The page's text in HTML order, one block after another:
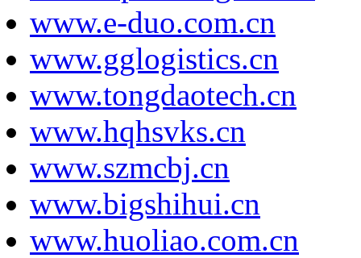
www.e-duo.com.cn
www.gglogistics.cn
www.tongdaotech.cn
www.hqhsvks.cn
www.szmcbj.cn
www.bigshihui.cn
www.huoliao.com.cn